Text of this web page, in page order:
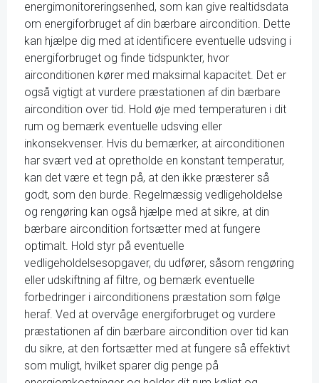
energimonitoreringsenhed, som kan give realtidsdata
om energiforbruget af din bærbare aircondition. Dette
kan hjælpe dig med at identificere eventuelle udsving i
energiforbruget og finde tidspunkter, hvor
airconditionen kører med maksimal kapacitet. Det er
også vigtigt at vurdere præstationen af din bærbare
aircondition over tid. Hold øje med temperaturen i dit
rum og bemærk eventuelle udsving eller
inkonsekvenser. Hvis du bemærker, at airconditionen
har svært ved at opretholde en konstant temperatur,
kan det være et tegn på, at den ikke præsterer så
godt, som den burde. Regelmæssig vedligeholdelse
og rengøring kan også hjælpe med at sikre, at din
bærbare aircondition fortsætter med at fungere
optimalt. Hold styr på eventuelle
vedligeholdelsesopgaver, du udfører, såsom rengøring
eller udskiftning af filtre, og bemærk eventuelle
forbedringer i airconditionens præstation som følge
heraf. Ved at overvåge energiforbruget og vurdere
præstationen af din bærbare aircondition over tid kan
du sikre, at den fortsætter med at fungere så effektivt
som muligt, hvilket sparer dig penge på